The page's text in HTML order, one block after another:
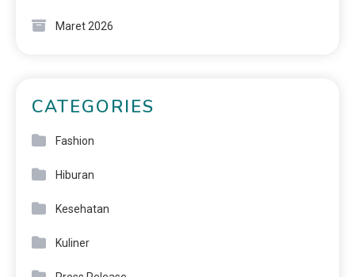
Maret 2026
CATEGORIES
Fashion
Hiburan
Kesehatan
Kuliner